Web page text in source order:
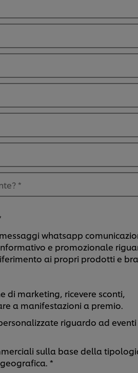
*
16 anni *
whatsapp
e promozionale
ai propri prodotti e
di marketing, ricevere sconti,
a manifestazioni a premio.
riguardo ad
sulla base della
professionale e della localizzazione geografica. *